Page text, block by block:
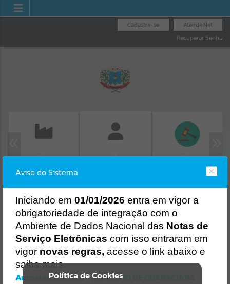
Atende.Net
Cadastre-se
Recuperar Senha
ISS/ALVARÁ
Resultados para""
PortaisPolítica de Cookies
Aviso do Sistema
Iniciando em 01/01/2026 entra em vigor a
obrigatoriedade de integração com o
Ambiente de Dados Nacional das Notas de
Serviço Eletrônicas com isso entraram em
vigor novas regras, acesse o link abaixo e
saiba mais.
Autoatendimento - MUNICIPIO DE GUARACIABA
Erro
Gerenciamento do Sistema
CÓDIGO DA MENSAGEM:
Ocorreu um erro de script:
Uncaught SyntaxError: Unexpected token '('
https://guaraciaba.atende.net/cidadao/pagina/static/bundle/wpo_in
dex_2_base_l2_portal_editores_sync_d9fb77cfd5741fafc9972edc7a6
41fea.js?v=83d4f602:47
Verificar Mais Detalhes